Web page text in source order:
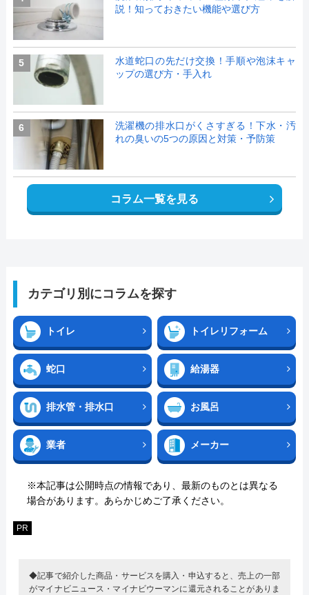
説！知っておきたい機能や選び方
5
水道蛇口の先だけ交換！手順や泡沫キャ
ップの選び方・手入れ
6
洗濯機の排水口がくさすぎる！下水・汚
れの臭いの5つの原因と対策・予防策
コラム一覧を見る
カテゴリ別にコラムを探す
トイレ トイレリフォーム
蛇口 給湯器
排水管・排水口 お風呂
業者 メーカー
※本記事は公開時点の情報であり、最新のものとは異なる
場合があります。あらかじめご了承ください。
PR
◆記事で紹介した商品・サービスを購入・申込すると、売上の一部
がマイナビニュース・マイナビウーマンに還元されることがありま